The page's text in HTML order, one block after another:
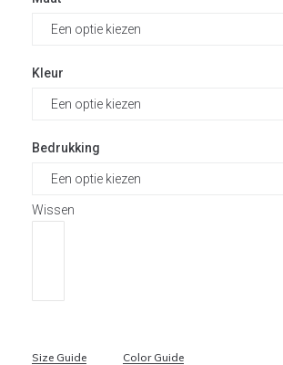
Kleur
Bedrukking
Wissen
Size Guide Color Guide